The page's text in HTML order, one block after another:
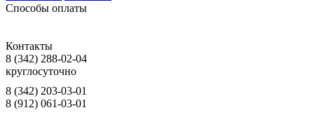
Способы оплаты
Контакты
8 (342) 288-02-04
круглосуточно
8 (342) 203-03-01
8 (912) 061-03-01